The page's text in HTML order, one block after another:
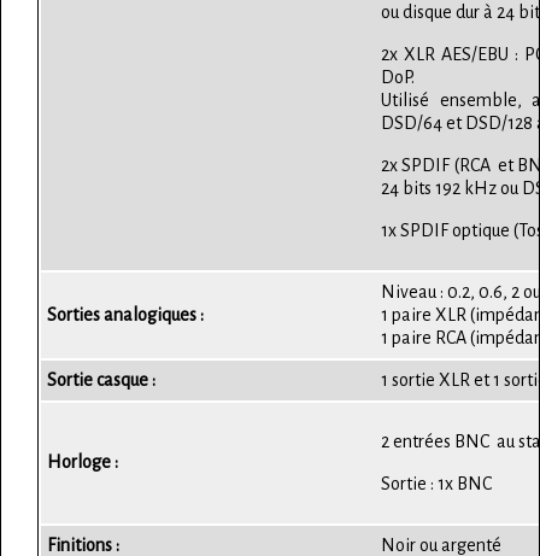
ou disque dur à 24
2x XLR AES/EBU :
DoP.
Utilisé ensemble,
DSD/64 et DSD/128
2x SPDIF (RCA et
24 bits 192 kHz ou
1x SPDIF optique
Sorties analogiques :
Niveau : 0.2, 0.6, 2
1 paire XLR
1 paire RCA
Sortie casque : 1 sortie XLR et 1
Horloge :
2 entrées BNC au
Sortie : 1x BNC
Finitions : Noir ou argenté